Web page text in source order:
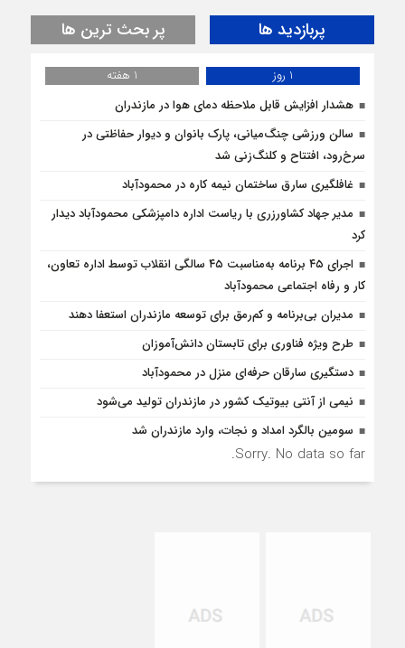
پربازدید ها پر بحث ترین ها
1 روز
1 هفته
هشدار افزایش قابل ملاحظه دمای هوا در مازندران
سالن ورزشی چنگ‌میانی، پارک بانوان و دیوار حفاظتی در
سرخ‌رود، افتتاح و کلنگ‌زنی شد
غافلگيري سارق ساختمان نيمه کاره در محمودآباد
مدیر جهاد کشاورزری با ریاست اداره دامپزشکی محمودآباد دیدار
کرد
اجرای ۴۵ برنامه به‌مناسبت ۴۵ سالگی انقلاب توسط اداره تعاون،
کار و رفاه اجتماعی محمودآباد
مدیران بی‌برنامه و کم‌رمق برای توسعه مازندران استعفا دهند
طرح ویژه فناوری برای تابستان دانش‌آموزان
دستگیری سارقان حرفه‌ای منزل در محمودآباد
نیمی از آنتی بیوتیک کشور در مازندران تولید می‌شود
سومین بالگرد امداد و نجات، وارد مازندران شد
Sorry. No data so far.